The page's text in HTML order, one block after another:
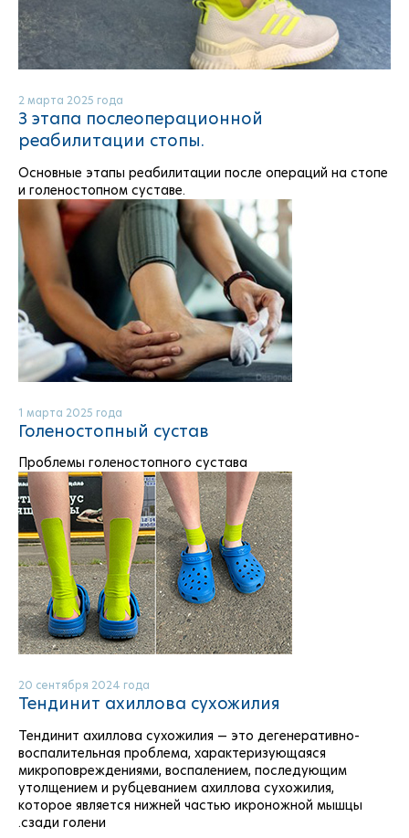
2 марта 2025 года
3 этапа послеоперационной
реабилитации стопы.
Основные этапы реабилитации после операций на стопе
и голеностопном суставе.
1 марта 2025 года
Голеностопный сустав
Проблемы голеностопного сустава
20 сентября 2024 года
Тендинит ахиллова сухожилия
Тендинит ахиллова сухожилия — это дегенеративно-
воспалительная проблема, характеризующаяся
микроповреждениями, воспалением, последующим
утолщением и рубцеванием ахиллова сухожилия,
которое является нижней частью икроножной мышцы
сзади голени.